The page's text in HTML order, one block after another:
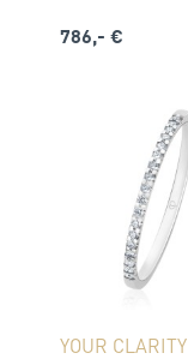
786,- €
YOUR CLARITY